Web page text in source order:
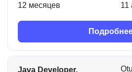
12 месяцев 11
Java Developer.